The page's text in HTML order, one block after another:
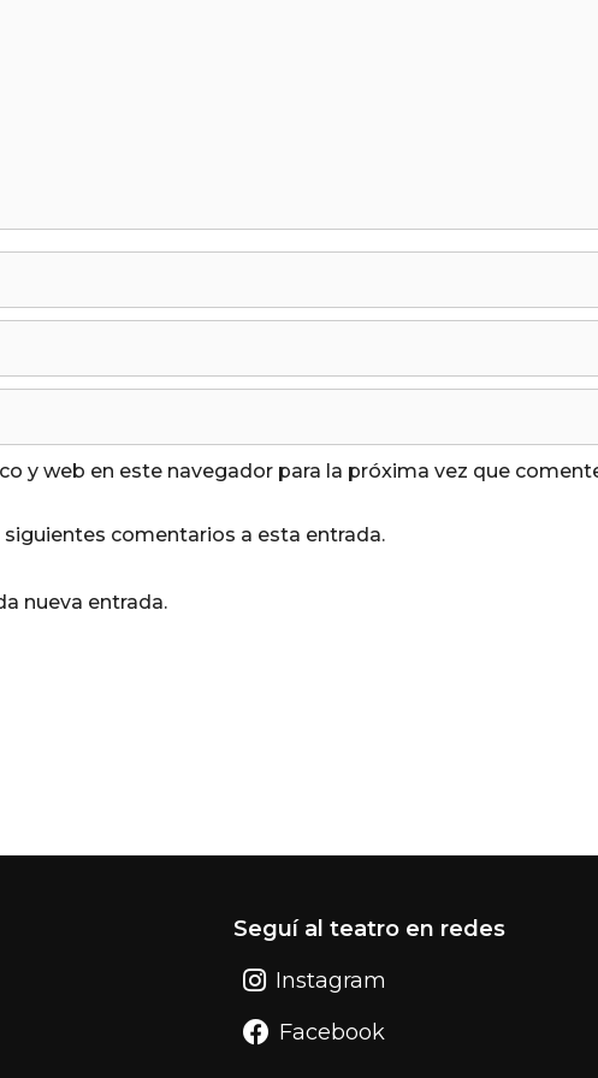
y web en este navegador para la próxima vez que
comentarios a esta entrada.
nueva entrada.
Seguí al teatro en redes
Instagram
Facebook